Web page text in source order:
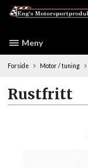
Meny
Forside Motor / tuning
Rustfritt